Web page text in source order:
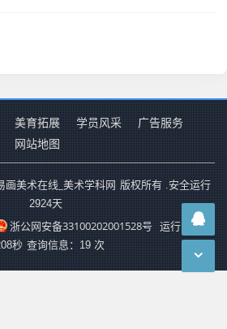
美育拓展 学员风采
广告服务
网站地图
画美术在线_美术学科网 版权所有 .安全运行
2924天
浙公网安备33100202001528号
运行时长：
秒 查询信息：19 次